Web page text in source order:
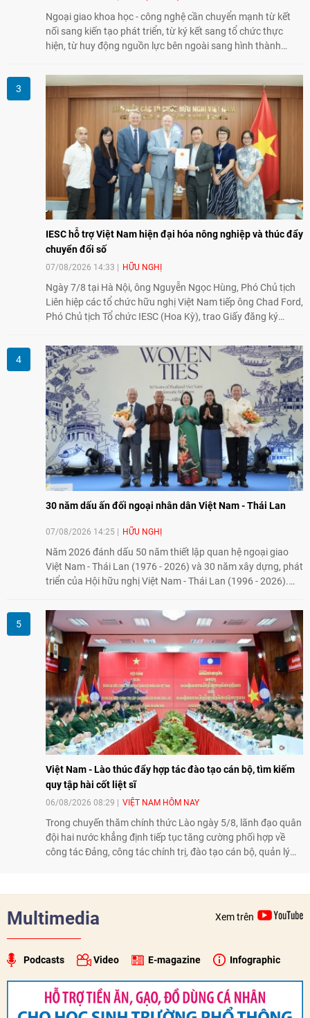
Ngoại giao khoa học - công nghệ cần chuyển mạnh từ kết
nối sang kiến tạo phát triển, từ ký kết sang tổ chức thực
hiện, từ huy động nguồn lực bên ngoài sang hình thành
nghệ, đổi mới sáng tạo và chuyển đổi số trở thành động lực
phát triển đất nước.
IESC hỗ trợ Việt Nam hiện đại hóa nông nghiệp và thúc đẩy
chuyển đổi số
07/08/2026 14:33 HỮU NGHỊ
Ngày 7/8 tại Hà Nội, ông Nguyễn Ngọc Hùng, Phó Chủ tịch
Liên hiệp các tổ chức hữu nghị Việt Nam tiếp ông Chad Ford,
Phó Chủ tịch Tổ chức IESC (Hoa Kỳ), trao Giấy đăng ký
đổi về định hướng triển khai Dự án "Mở rộng Thương mại
Nông nghiệp và An toàn thực phẩm Hoa Kỳ - Việt Nam",
hướng tới thúc đẩy chuyển đổi số, hiện đại hóa nông nghiệp
và mở rộng hợp tác phát triển giữa hai nước.
30 năm dấu ấn đối ngoại nhân dân Việt Nam - Thái Lan
07/08/2026 14:25 HỮU NGHỊ
Năm 2026 đánh dấu 50 năm thiết lập quan hệ ngoại giao
Việt Nam - Thái Lan (1976 - 2026) và 30 năm xây dựng, phát
triển của Hội hữu nghị Việt Nam - Thái Lan (1996 - 2026).
tình hữu nghị, đồng thời từng bước mở rộng hoạt động từ
giao lưu truyền thống sang kết nối địa phương, doanh
nghiệp, giáo dục, văn hóa và thế hệ trẻ, góp phần tăng
cường sự hiểu biết và hợp tác giữa nhân dân hai nước.
Việt Nam - Lào thúc đẩy hợp tác đào tạo cán bộ, tìm kiếm
quy tập hài cốt liệt sĩ
06/08/2026 08:29 VIỆT NAM HÔM NAY
Trong chuyến thăm chính thức Lào ngày 5/8, lãnh đạo quân
đội hai nước khẳng định tiếp tục tăng cường phối hợp về
công tác Đảng, công tác chính trị, đào tạo cán bộ, quản lý
Multimedia Xem trên
Podcasts Video E-magazine Infographic